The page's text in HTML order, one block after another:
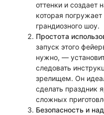
оттенки и
которая
грандиозного шоу.
Простота
запуск этого
нужно, —
следовать
зрелищем. Он
сделать праздник
сложных
Безопасность и